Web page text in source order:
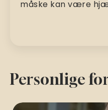
måske kan være
Personlige